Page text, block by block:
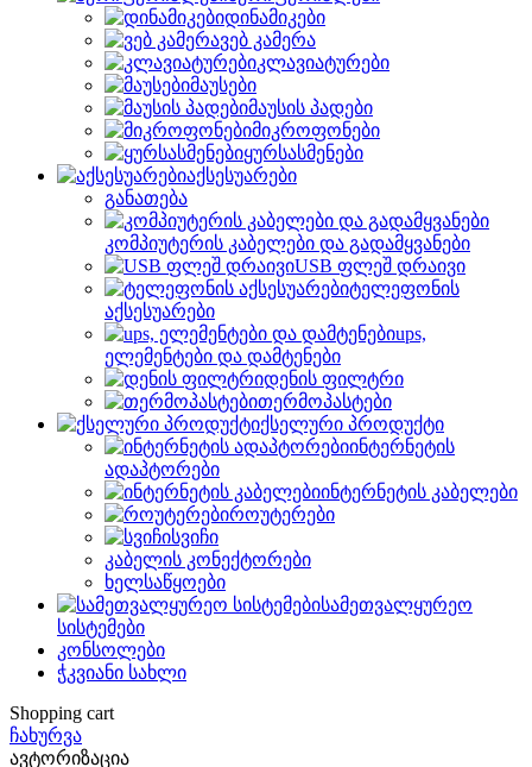
დინამიკები
ვებ კამერა
კლავიატურები
მაუსები
მაუსის პადები
მიკროფონები
ყურსასმენები
აქსესუარები
განათება
კომპიუტერის კაბელები და გადამყვანები
USB ფლეშ დრაივი
ტელეფონის
აქსესუარები
ups,
ელემენტები და დამტენები
დენის ფილტრი
თერმოპასტები
ქსელური პროდუქტი
ინტერნეტის
ადაპტორები
ინტერნეტის კაბელები
როუტერები
სვიჩი
კაბელის კონექტორები
ხელსაწყოები
სამეთვალყურეო
სისტემები
კონსოლები
ჭკვიანი სახლი
Shopping cart
ჩახურვა
ავტორიზაცია